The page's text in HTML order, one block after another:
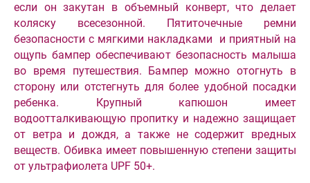
если он закутан в объемный конверт, что делает
коляску всесезонной. Пятиточечные ремни
безопасности с мягкими накладками и приятный на
ощупь бампер обеспечивают безопасность малыша
во время путешествия. Бампер можно отогнуть в
сторону или отстегнуть для более удобной посадки
ребенка. Крупный капюшон имеет
водоотталкивающую пропитку и надежно защищает
от ветра и дождя, а также не содержит вредных
веществ. Обивка имеет повышенную степени защиты
от ультрафиолета UPF 50+.